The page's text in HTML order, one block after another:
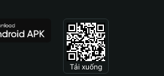
Tải xuống